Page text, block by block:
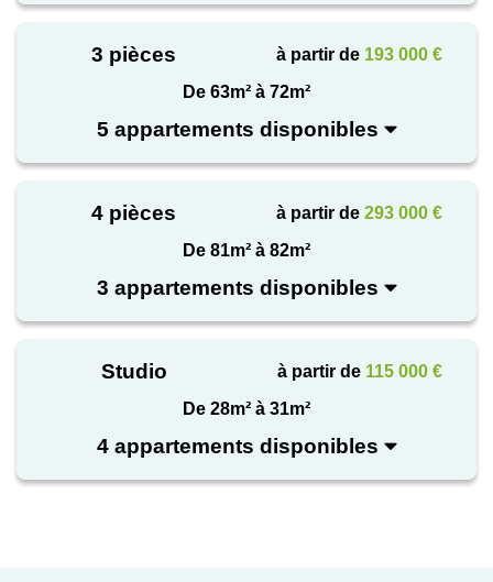
est possible en sus Grâce à son emplacement
opportunité rare à Riom !
3 pièces à partir de 193 000 €
De 63m² à 72m²
5 appartements disponibles
4 pièces à partir de 293 000 €
De 81m² à 82m²
3 appartements disponibles
Studio à partir de 115 000 €
De 28m² à 31m²
4 appartements disponibles